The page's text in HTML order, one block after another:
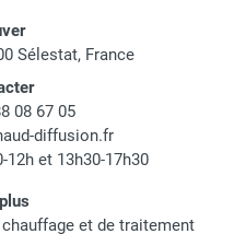
Sélestat, France
08 67 05
diffusion.fr
12h et 13h30-17h30
et de traitement